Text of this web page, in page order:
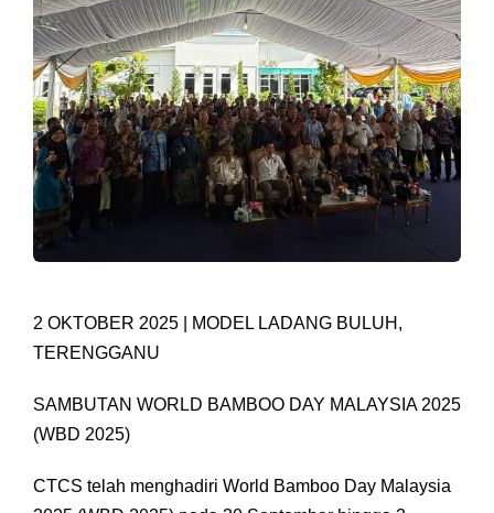
2 OKTOBER 2025 | MODEL LADANG BULUH,
TERENGGANU
SAMBUTAN WORLD BAMBOO DAY MALAYSIA 2025
(WBD 2025)
CTCS telah menghadiri World Bamboo Day Malaysia